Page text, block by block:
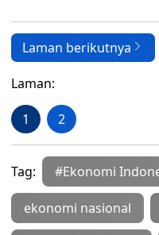
Laman berikutnya
Laman:
1 2
Tag: #Ekonomi
ekonomi nasional